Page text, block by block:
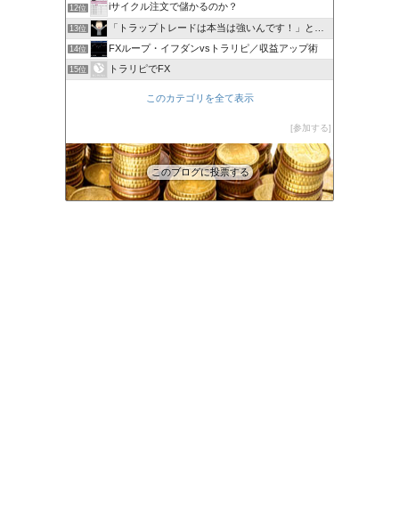
12位 iサイクル注文で儲かるのか？
13位 「トラップトレードは本当は強いんです！」と叫びたい。
14位 FXループ・イフダンvsトラリピ／収益アップ術
15位 トラリピでFX
このカテゴリを全て表示
参加する
このブログに投票する